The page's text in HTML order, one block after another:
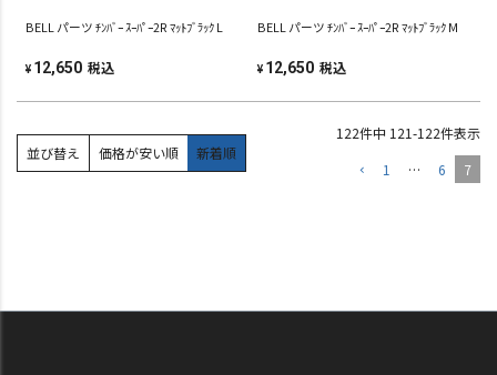
BELL パーツ ﾁﾝﾊﾞｰ ｽｰﾊﾟｰ2R ﾏｯﾄﾌﾞﾗｯｸ L
¥ 12,650 税込
BELL パーツ ﾁﾝﾊﾞｰ ｽｰﾊﾟｰ2R ﾏｯﾄﾌﾞﾗｯｸ M
¥ 12,650 税込
並び替え 価格が安い順 新着順
122件中 121-122件表示
1
… 6 7